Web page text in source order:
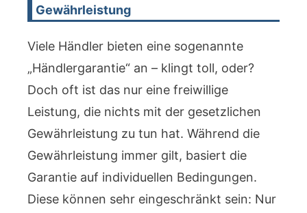
Gewährleistung
Viele Händler bieten eine sogenannte
„Händlergarantie“ an – klingt toll, oder?
Doch oft ist das nur eine freiwillige
Leistung, die nichts mit der gesetzlichen
Gewährleistung zu tun hat. Während die
Gewährleistung immer gilt, basiert die
Garantie auf individuellen Bedingungen.
Diese können sehr eingeschränkt sein: Nur